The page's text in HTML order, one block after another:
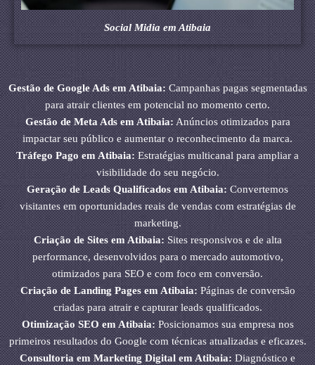
Social Midia em Atibaia
Gestão de Google Ads em Atibaia:Campanhas pagas segmentadas
para atrair clientes em potencial no momento certo.
Gestão de Meta Ads em Atibaia:Anúncios otimizados para
impactar seu público e aumentar o reconhecimento da marca.
Tráfego Pago em Atibaia:Estratégias multicanal para ampliar a
visibilidade do seu negócio.
Geração de Leads Qualificados em Atibaia:Convertemos
visitantes em oportunidades reais de vendas com estratégias de
marketing.
Criação de Sites em Atibaia:Sites responsivos e de alta
performance, desenvolvidos para o mercado automotivo,
otimizados para SEO e com foco em conversão.
Criação de Landing Pages em Atibaia:Páginas de conversão
criadas para atrair e capturar leads qualificados.
Otimização SEO em Atibaia:Posicionamos sua empresa nos
primeiros resultados do Google com técnicas atualizadas e eficazes.
Consultoria em Marketing Digital em Atibaia:Diagnóstico e